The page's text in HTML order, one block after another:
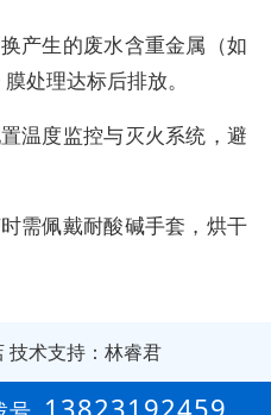
产生的废水含重金属（如
处理达标后排放。
温度监控与灭火系统，避
需佩戴耐酸碱手套，烘干
技术支持：林睿君
年 13823192459